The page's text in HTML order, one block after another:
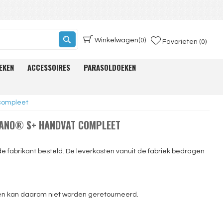
Winkelwagen(0) Favorieten (0)
ACCESSOIRES
PARASOLDOEKEN
S+ HANDVAT COMPLEET
fabrikant besteld. De leverkosten vanuit de fabriek bedragen
kan daarom niet worden geretourneerd.